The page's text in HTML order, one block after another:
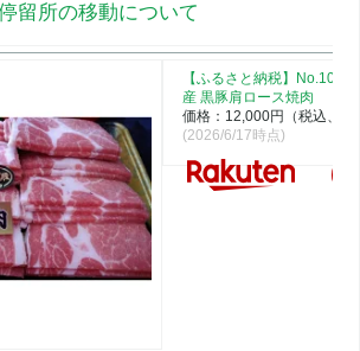
留所の移動について
【ふるさと納税】
産 黒豚肩ロース焼肉
価格：12,000円（税込、送
(2026/6/17時点)